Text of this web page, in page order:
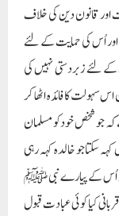
اور قانون دین کی خلاف
اُس کی حمایت کے لئے
لئے زبردستی نہیں کی
سہولت کا فائدہ اٹھا کر
کہ جو شخص خود کو مسلمان
سکتا جو خالدہ کہہ رہی
اُس کے پیارے نبی ﷺ
کیا کوئی عبادت قبول